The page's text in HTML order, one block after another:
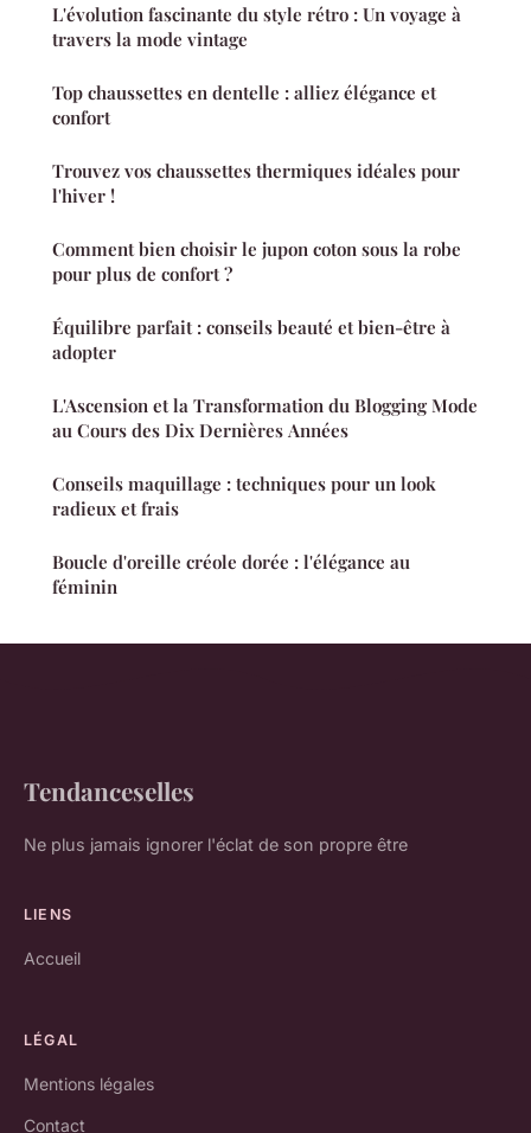
L'évolution fascinante du style rétro : Un voyage à
travers la mode vintage
Top chaussettes en dentelle : alliez élégance et
confort
Trouvez vos chaussettes thermiques idéales pour
l'hiver !
Comment bien choisir le jupon coton sous la robe
pour plus de confort ?
Équilibre parfait : conseils beauté et bien-être à
adopter
L'Ascension et la Transformation du Blogging Mode
au Cours des Dix Dernières Années
Conseils maquillage : techniques pour un look
radieux et frais
Boucle d'oreille créole dorée : l'élégance au
féminin
Tendanceselles
Ne plus jamais ignorer l'éclat de son propre être
LIENS
Accueil
LÉGAL
Mentions légales
Contact